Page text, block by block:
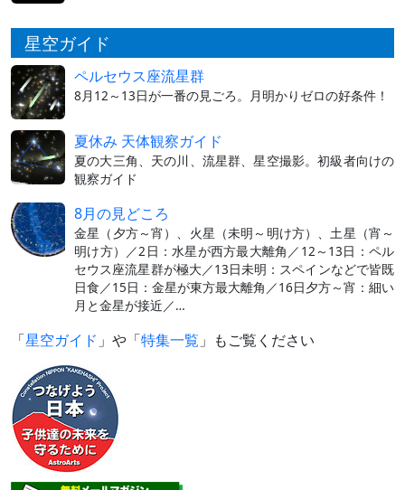
星空ガイド
ペルセウス座流星群
8月12～13日が一番の見ごろ。月明かりゼロの好条件！
夏休み 天体観察ガイド
夏の大三角、天の川、流星群、星空撮影。初級者向けの
観察ガイド
8月の見どころ
金星（夕方～宵）、火星（未明～明け方）、土星（宵～
明け方）／2日：水星が西方最大離角／12～13日：ペル
セウス座流星群が極大／13日未明：スペインなどで皆既
日食／15日：金星が東方最大離角／16日夕方～宵：細い
月と金星が接近／…
「星空ガイド 」や「特集一覧 」もご覧ください